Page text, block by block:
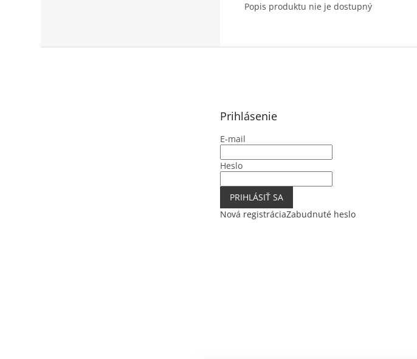
Popis produktu nie je dostupný
Prihlásenie
E-mail
Heslo
PRIHLÁSIŤ SA
Nová registráciaZabudnuté heslo